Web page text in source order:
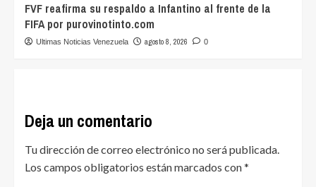
FVF reafirma su respaldo a Infantino al frente de la
FIFA por purovinotinto.com
Ultimas Noticias Venezuela agosto 8, 2026 0
Deja un comentario
Tu dirección de correo electrónico no será publicada.
Los campos obligatorios están marcados con*